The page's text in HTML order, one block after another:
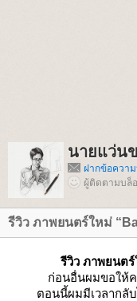
นายแว่น
ฝากข้อควา
ผู้ติดตามบล็
รีวิว ภาพยนตร์ใหม่
รีวิว ภาพยนตร์
ก่อนอื่นผมขอให้
ตอนนี้ผมมีเวลากลั